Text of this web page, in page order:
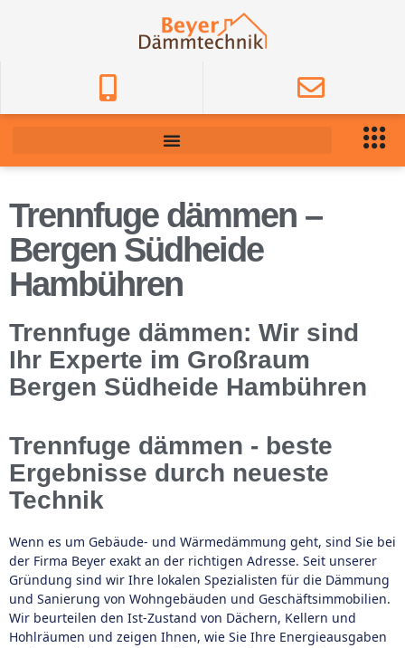
Trennfuge dämmen –
Bergen Südheide
Hambühren
Trennfuge dämmen: Wir sind
Ihr Experte im Großraum
Bergen Südheide Hambühren
Trennfuge dämmen - beste
Ergebnisse durch neueste
Technik
Wenn es um Gebäude- und Wärmedämmung geht, sind Sie bei
der Firma Beyer exakt an der richtigen Adresse. Seit unserer
Gründung sind wir Ihre lokalen Spezialisten für die Dämmung
und Sanierung von Wohngebäuden und Geschäftsimmobilien.
Wir beurteilen den Ist-Zustand von Dächern, Kellern und
Hohlräumen und zeigen Ihnen, wie Sie Ihre Energieausgaben